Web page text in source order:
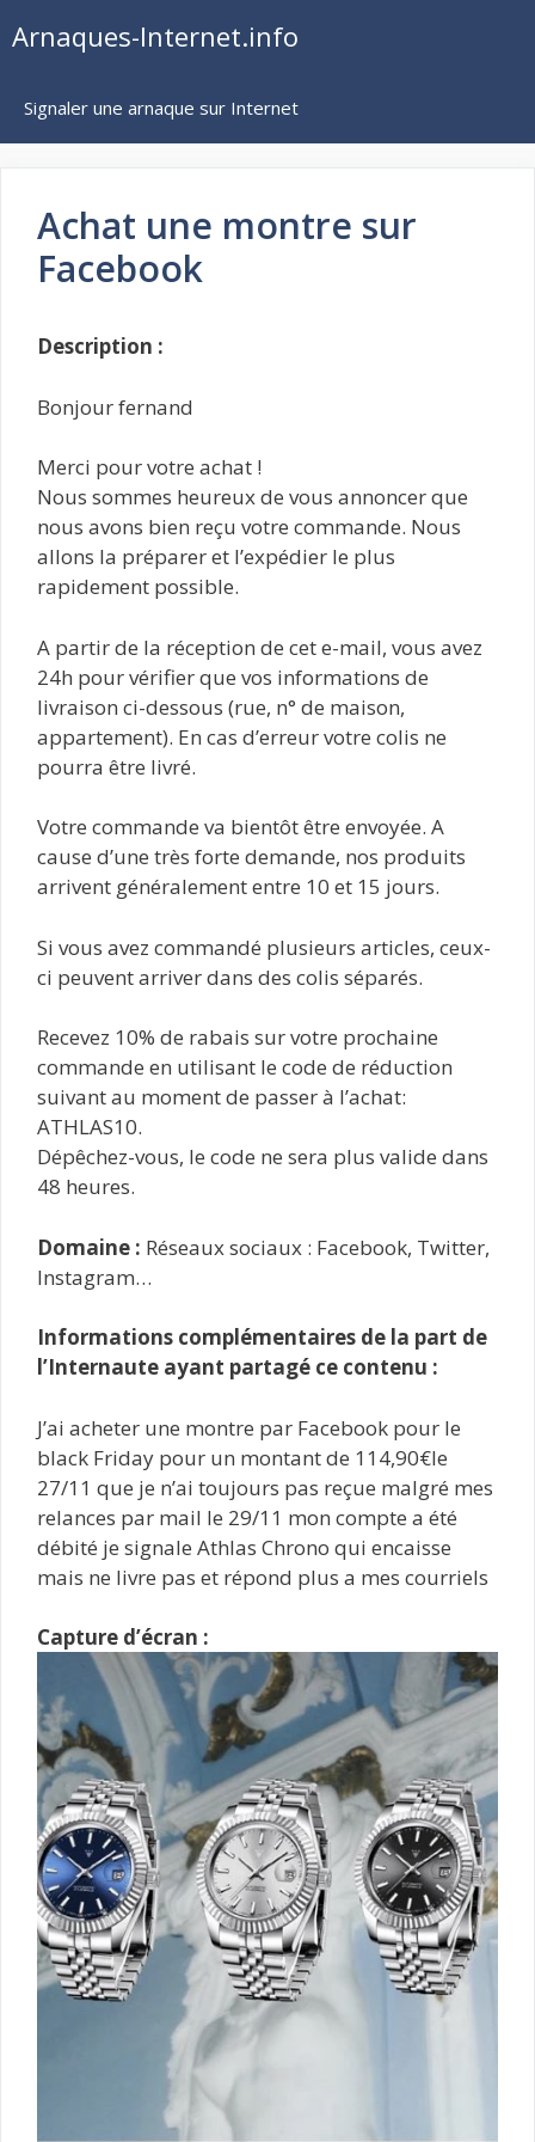
auArnaques-Internet.info
Signaler une arnaque sur Internet
Achat une montre sur
Facebook
Description :
Bonjour fernand
Merci pour votre achat !
Nous sommes heureux de vous annoncer que
nous avons bien reçu votre commande. Nous
allons la préparer et l’expédier le plus
rapidement possible.
A partir de la réception de cet e-mail, vous avez
24h pour vérifier que vos informations de
livraison ci-dessous (rue, n° de maison,
appartement). En cas d’erreur votre colis ne
pourra être livré.
Votre commande va bientôt être envoyée. A
cause d’une très forte demande, nos produits
arrivent généralement entre 10 et 15 jours.
Si vous avez commandé plusieurs articles, ceux-
ci peuvent arriver dans des colis séparés.
Recevez 10% de rabais sur votre prochaine
commande en utilisant le code de réduction
suivant au moment de passer à l’achat:
ATHLAS10.
Dépêchez-vous, le code ne sera plus valide dans
48 heures.
Domaine : Réseaux sociaux : Facebook, Twitter,
Instagram…
Informations complémentaires de la part de
l’Internaute ayant partagé ce contenu :
J’ai acheter une montre par Facebook pour le
black Friday pour un montant de 114,90€le
27/11 que je n’ai toujours pas reçue malgré mes
relances par mail le 29/11 mon compte a été
débité je signale Athlas Chrono qui encaisse
mais ne livre pas et répond plus a mes courriels
Capture d’écran :